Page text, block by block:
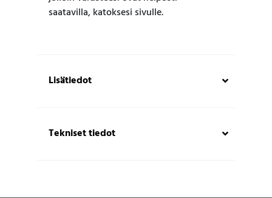
saatavilla, katoksesi sivulle.
Lisätiedot
Tekniset tiedot